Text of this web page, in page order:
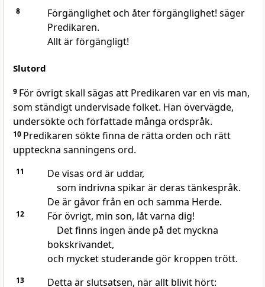
8
Förgänglighet och åter förgänglighet! säger
Predikaren.
Allt är förgängligt!
Slutord
9 För övrigt skall sägas att Predikaren var en vis man,
som ständigt undervisade folket. Han övervägde,
undersökte och författade många ordspråk.
10 Predikaren sökte finna de rätta orden och rätt
uppteckna sanningens ord.
11
De visas ord är uddar,
som indrivna spikar är deras tänkespråk.
De är gåvor från en och samma Herde.
12
För övrigt, min son, låt varna dig!
Det finns ingen ände på det myckna
bokskrivandet,
och mycket studerande gör kroppen trött.
13 Detta är slutsatsen, när allt blivit hört: